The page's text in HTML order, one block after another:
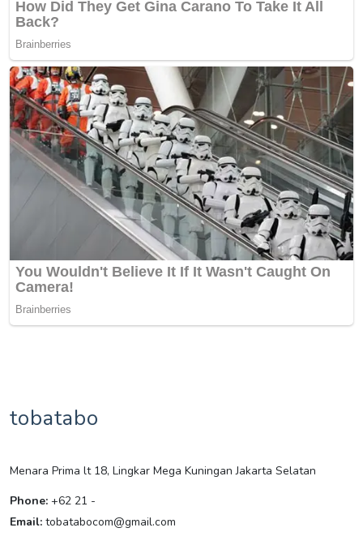
tobatabo
Menara Prima lt 18, Lingkar Mega Kuningan Jakarta Selatan
Phone: +62 21 -
Email: tobatabocom@gmail.com